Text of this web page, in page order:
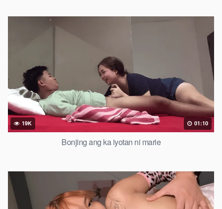
19K 01:10
Bonjing ang ka iyotan ni marie